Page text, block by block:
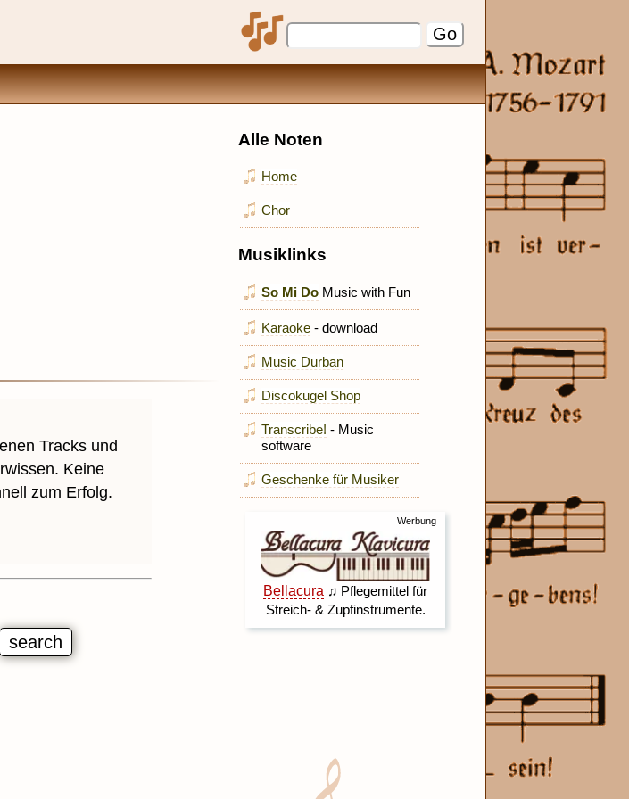
Tracks und
Keine
zum Erfolg.
Alle Noten
Home
Chor
Musiklinks
So Mi Do Music with Fun
Karaoke - download
Music Durban
Discokugel Shop
Transcribe! - Music
software
Geschenke für Musiker